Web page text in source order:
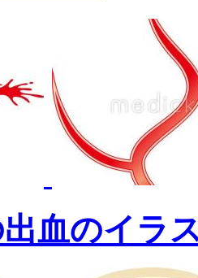
血のイラ